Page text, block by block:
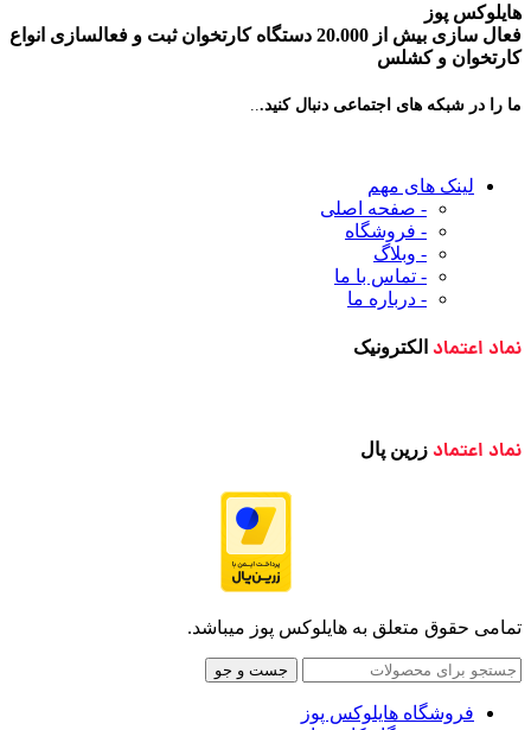
هایلوکس پوز
فعال سازی بیش از 20.000 دستگاه کارتخوان ثبت و فعالسازی انواع
کارتخوان و کشلس
ما را در شبکه های اجتماعی دنبال کنید...
لینک های مهم
- صفحه اصلی
- فروشگاه
- وبلاگ
- تماس با ما
- درباره ما
نماد اعتماد الکترونیک
نماد اعتماد زرین پال
تمامی حقوق متعلق به هایلوکس پوز میباشد.
جست و جو
فروشگاه هایلوکس پوز